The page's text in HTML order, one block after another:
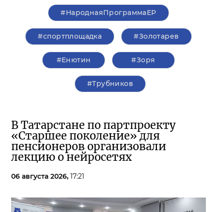
#НароднаяПрограммаЕР
#спортплощадка #Золотарев
#Енютин #Зоря
#Трубников
В Татарстане по партпроекту
«Старшее поколение» для
пенсионеров организовали
лекцию о нейросетях
06 августа 2026, 17:21